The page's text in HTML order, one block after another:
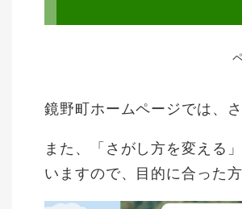
鏡野町ホームページでは、
また、「さがし方を変える
いますので、目的に合った